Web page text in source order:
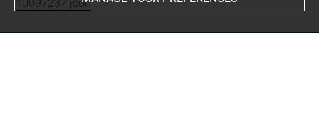
10097237.json